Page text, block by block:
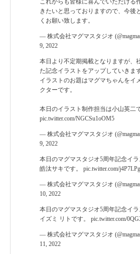
これからも皆様に喜んでいただける
きたいと思っておりますので、今後
くお願い致します。
— 株式会社マグマスタジオ
9, 2022
本日より不定期掲載となりますが、
た記念イラストをアップしていきます
イラストのお題はマグマちゃんをイ
クターです。
本日のイラスト制作担当は小山英二
pic.twitter.com/NGCSu1oOM5
— 株式会社マグマスタジオ
9, 2022
本日のマグマスタジオ5周年記念イ
皓汰サキです。 pic.twitter.com/
— 株式会社マグマスタジオ
10, 2022
本日のマグマスタジオ5周年記念イ
イズミ リトです。 pic.twitter.com/
— 株式会社マグマスタジオ
11, 2022